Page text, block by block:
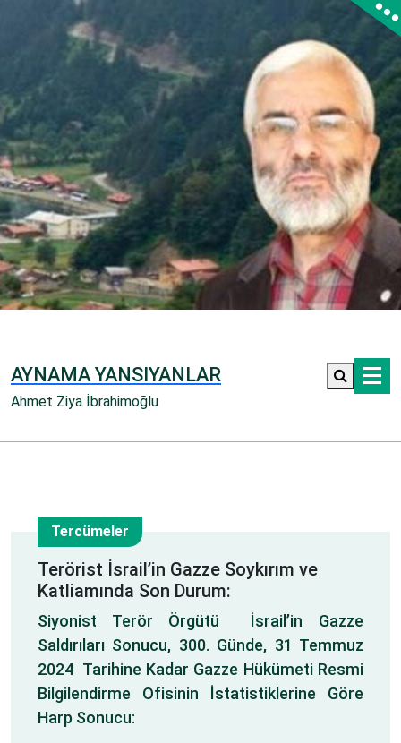
AYNAMA YANSIYANLAR
Ahmet Ziya İbrahimoğlu
2
Tercümeler
Terörist İsrail’in Gazze Soykırım ve
Katliamında Son Durum:
Siyonist Terör Örgütü İsrail’in Gazze
Saldırıları Sonucu, 300. Günde, 31 Temmuz
2024 Tarihine Kadar Gazze Hükümeti Resmi
Bilgilendirme Ofisinin İstatistiklerine Göre
Harp Sonucu: